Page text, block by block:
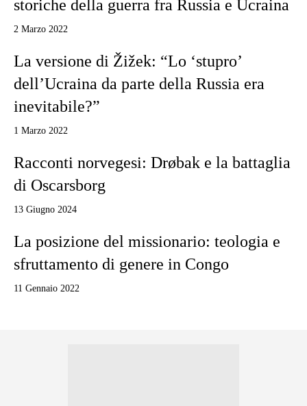
storiche della guerra fra Russia e Ucraina
2 Marzo 2022
La versione di Žižek: “Lo ‘stupro’
dell’Ucraina da parte della Russia era
inevitabile?”
1 Marzo 2022
Racconti norvegesi: Drøbak e la battaglia
di Oscarsborg
13 Giugno 2024
La posizione del missionario: teologia e
sfruttamento di genere in Congo
11 Gennaio 2022